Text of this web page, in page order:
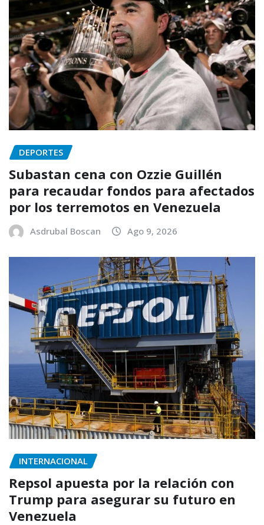
DEPORTES
Subastan cena con Ozzie Guillén
para recaudar fondos para afectados
por los terremotos en Venezuela
Asdrubal Boscan Ago 9, 2026
INTERNACIONAL
Repsol apuesta por la relación con
Trump para asegurar su futuro en
Venezuela